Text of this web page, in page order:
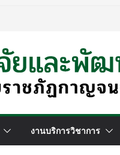
งานบริการวิชาการ